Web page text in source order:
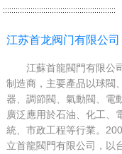
江苏首龙阀门有限公司
江蘇首龍閥門有限公司
制造商，主要產品以球閥
器、調節閥、氣動閥、電
廣泛應用於石油、化工、
統、市政工程等行業。
立首龍閥門有限公司，以